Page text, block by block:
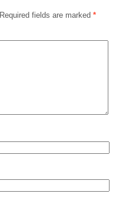
Required fields are marked *